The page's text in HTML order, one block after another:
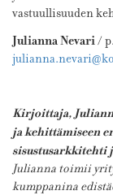
vastuullisuuden
Julianna Nevari/
Kirjoittaja,
ja kehittämiseen
sisustusarkkitehti
Julianna toimii
kumppanina